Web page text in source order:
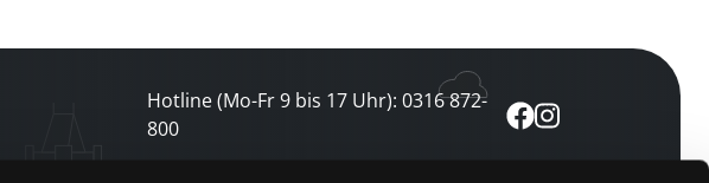
Hotline (Mo-Fr 9 bis 17 Uhr): 0316 872-
800